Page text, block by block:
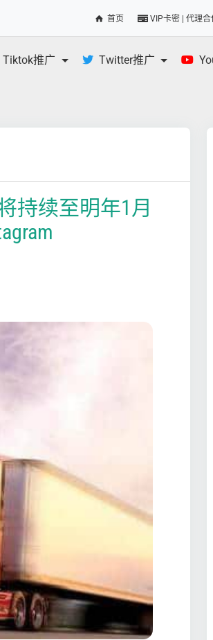
首页 VIP卡密 | 代理合
Tiktok推广 Twitter推广
持续至明年1月